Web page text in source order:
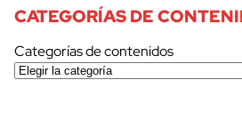
CATEGORÍAS DE
Categorías de contenidos